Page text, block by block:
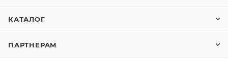
КАТАЛОГ
ПАРТНЕРАМ